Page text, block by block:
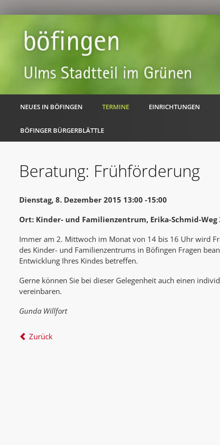
NEUES IN BÖFINGEN TERMINE EINRICHTUNGEN
BÖFINGER BÜRGERBLÄTTLE
Beratung: Frühförderung
Dienstag, 8. Dezember 2015 13:00 -15:00
Ort: Kinder- und Familienzentrum, Erika-Schmid-Weg
Immer am 2. Mittwoch im Monat von 14 bis 16 Uhr wird
des Kinder- und Familienzentrums in Böfingen Fragen
Entwicklung Ihres Kindes betreffen.
Gerne können Sie bei dieser Gelegenheit auch einen
vereinbaren.
Gunda Willfort
Zurück